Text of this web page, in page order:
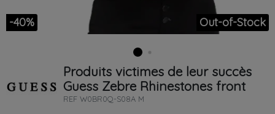
-40% Out-of-Stock
Produits victimes de leur succès
Guess Zebre Rhinestones front
REF W0BR0Q-S08A M